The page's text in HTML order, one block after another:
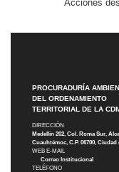
Acciones
PROCURADURÍA
DEL ORDENAMIENTO
TERRITORIAL DE LA
DIRECCIÓN
Medellín 202, Col. Roma Sur,
Cuauhtémoc, C.P. 06700, Ciudad
WEB E-MAIL
Correo Institucional
TELÉFONO